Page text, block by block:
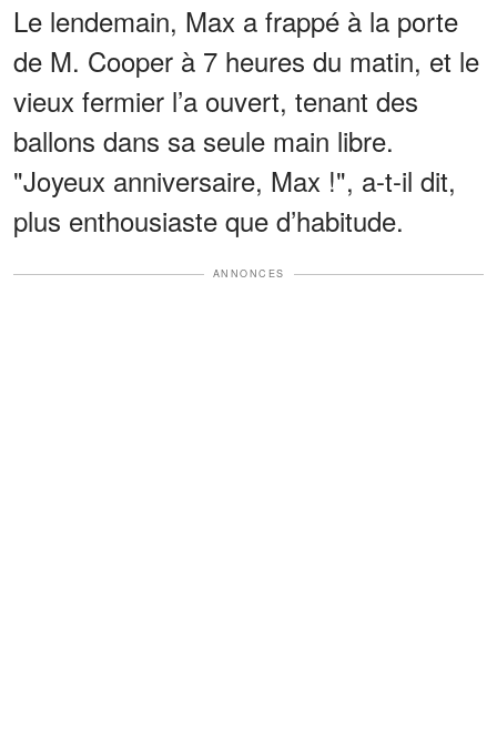
Le lendemain, Max a frappé à la porte
de M. Cooper à 7 heures du matin, et le
vieux fermier l’a ouvert, tenant des
ballons dans sa seule main libre.
"Joyeux anniversaire, Max !", a-t-il dit,
plus enthousiaste que d’habitude.
ANNONCES